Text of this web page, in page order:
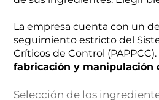
La empresa cuenta con un
seguimiento estricto del
Críticos de Control (PAPPCC).
fabricación y manipulación
Selección de los